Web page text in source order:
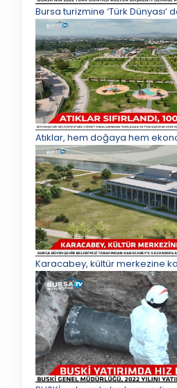
Bursa turizmine ‘Türk Dünyası’
Atıklar, hem doğaya hem
Karacabey, kültür merkezine